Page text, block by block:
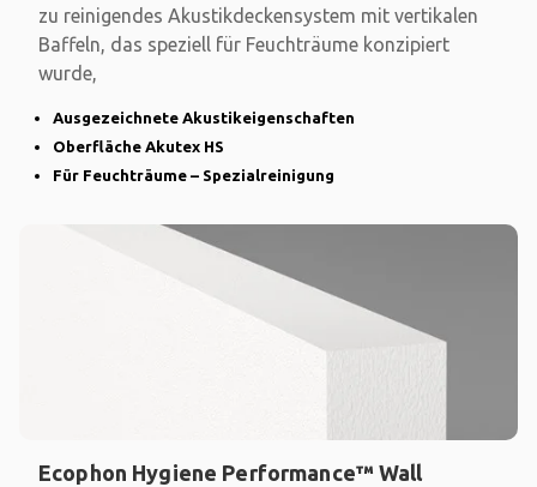
zu reinigendes Akustikdeckensystem mit vertikalen
Baffeln, das speziell für Feuchträume konzipiert
wurde,
Ausgezeichnete Akustikeigenschaften
Oberfläche Akutex HS
Für Feuchträume – Spezialreinigung
Ecophon Hygiene Performance™ Wall